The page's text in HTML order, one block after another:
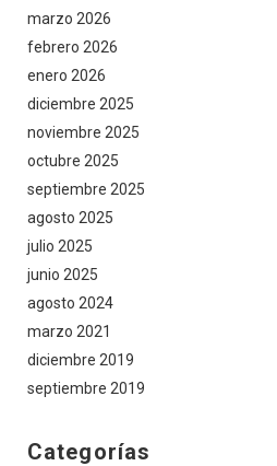
marzo 2026
febrero 2026
enero 2026
diciembre 2025
noviembre 2025
octubre 2025
septiembre 2025
agosto 2025
julio 2025
junio 2025
agosto 2024
marzo 2021
diciembre 2019
septiembre 2019
Categorías